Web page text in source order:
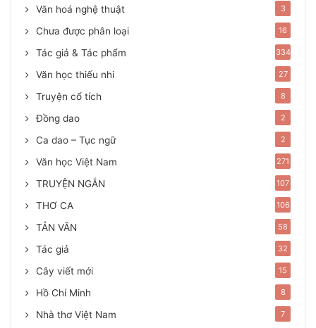
Văn hoá nghệ thuật 3
Chưa được phân loại 16
Tác giả & Tác phẩm 334
Văn học thiếu nhi 27
Truyện cổ tích 8
Đồng dao 2
Ca dao – Tục ngữ 2
Văn học Việt Nam 271
TRUYỆN NGẮN 107
THƠ CA 106
TẢN VĂN 58
Tác giả 32
Cây viết mới 15
Hồ Chí Minh 8
Nhà thơ Việt Nam 7